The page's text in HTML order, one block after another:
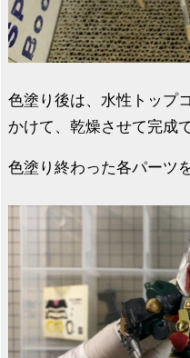
色塗り後は、水性トップ
かけて、乾燥させて完成
色塗り終わった各パーツ